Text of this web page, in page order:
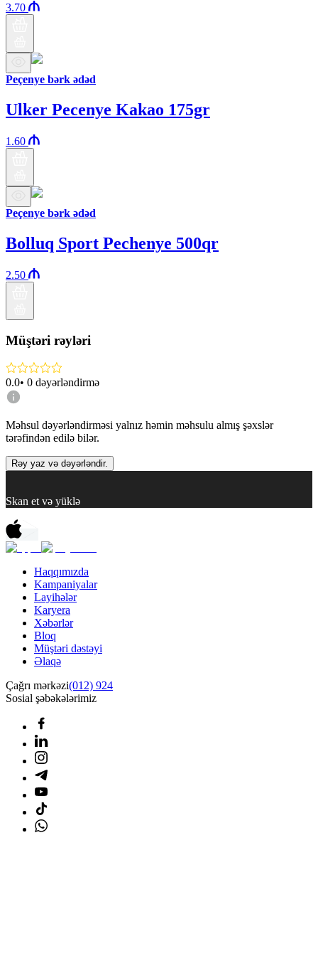
3.70
Peçenye bərk ədəd
Ulker Pecenye Kakao 175gr
1.60
Peçenye bərk ədəd
Bolluq Sport Pechenye 500qr
2.50
Müştəri rəyləri
0.0• 0 dəyərləndirmə
Məhsul dəyərləndirməsi yalnız həmin məhsulu almış şəxslər
tərəfindən edilə bilər.
Rəy yaz və dəyərləndir.
Skan et və yüklə
Haqqımızda
Kampaniyalar
Layihələr
Karyera
Xəbərlər
Bloq
Müştəri dəstəyi
Əlaqə
Çağrı mərkəzi(012) 924
Sosial şəbəkələrimiz